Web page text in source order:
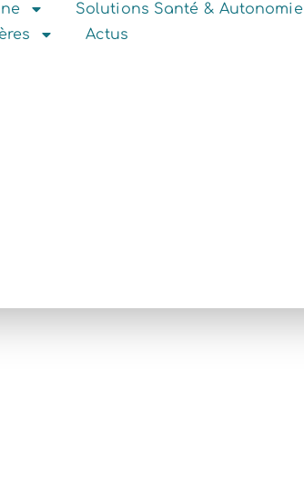
Solutions Santé & Autonomie
Actus